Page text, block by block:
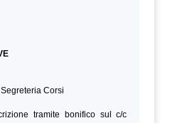
Corsi
tramite bonifico sul c/c